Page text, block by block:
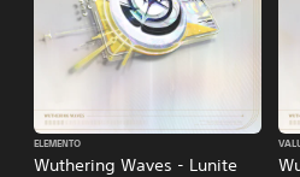
Wuthering Waves - Lunite
ELEMENTO